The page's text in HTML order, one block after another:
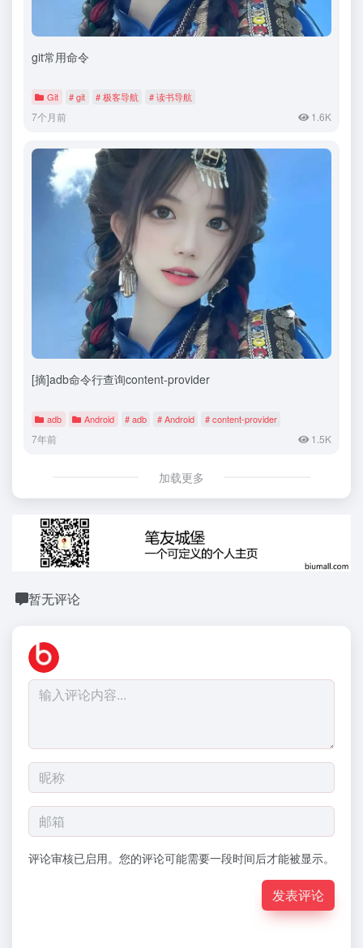
git常用命令
Git # git # 极客导航 # 读书导航
7个月前 1.6K
[摘]adb命令行查询content-provider
adb Android # adb # Android # content-provider
7年前 1.5K
加载更多
暂无评论
评论审核已启用。您的评论可能需要一段时间后才能被显示。
发表评论